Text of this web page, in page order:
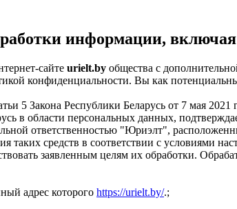
информации,
сайте urielt.by общества с
конфиденциальности. Вы как
5 Закона Республики Беларусь от 7 мая
в области персональных данных,
ответственностью "Юриэлт",
таких средств в соответствии с условиями
заявленным целям их обработки.
адрес которого https://urielt.by/.;